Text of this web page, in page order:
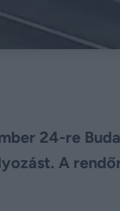
24-re
A